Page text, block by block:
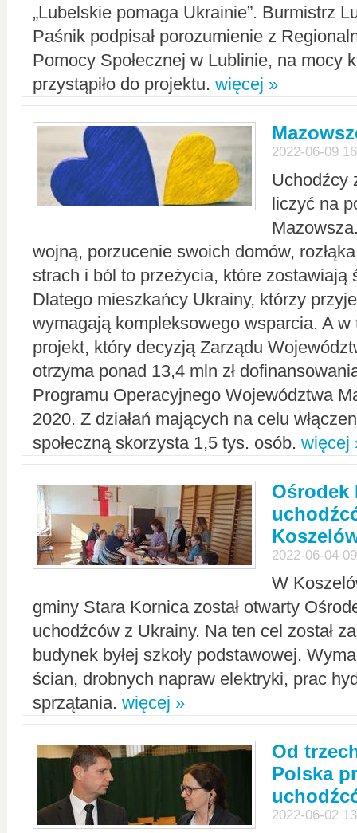
„Lubelskie pomaga Ukrainie”. Burmistrz
Paśnik podpisał porozumienie z
Pomocy Społecznej w Lublinie, na mocy
przystąpiło do projektu. więcej »
2022-06-09
Uchodźcy
liczyć na
wojną, porzucenie swoich domów,
strach i ból to przeżycia, które zostawiają
Dlatego mieszkańcy Ukrainy, którzy
wymagają kompleksowego wsparcia. A w
projekt, który decyzją Zarządu
otrzyma ponad 13,4 mln zł
Programu Operacyjnego Województwa
2020. Z działań mających na celu
społeczną skorzysta 1,5 tys. osób. więcej
Ośrodek
2022-06-04
W
gminy Stara Kornica został otwarty
uchodźców z Ukrainy. Na ten cel został
budynek byłej szkoły podstawowej.
ścian, drobnych napraw elektryki, prac
sprzątania. więcej »
Od
Polska
2022-06-02